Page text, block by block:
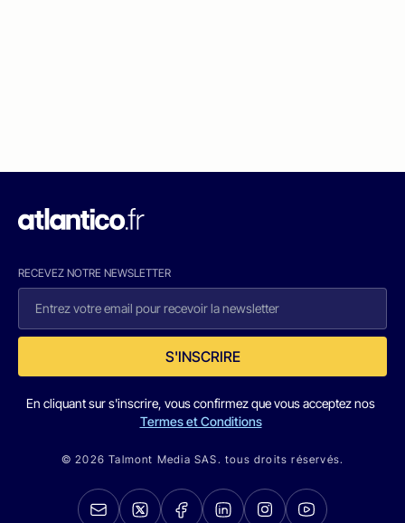
RECEVEZ NOTRE NEWSLETTER
S'INSCRIRE
En cliquant sur s'inscrire, vous confirmez que vous acceptez nos
Termes et Conditions
© 2026 Talmont Media SAS. tous droits réservés.